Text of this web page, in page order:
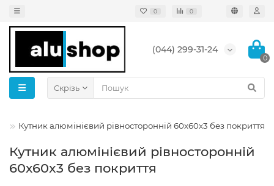
0 0
(044) 299-31-24
0
Скрізь
Кутник алюмінієвий рівносторонній 60х60x3 без покриття
Кутник алюмінієвий рівносторонній
60х60x3 без покриття